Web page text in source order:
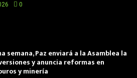
0
semana, Paz enviará a la Asamblea la
y anuncia reformas en
y minería